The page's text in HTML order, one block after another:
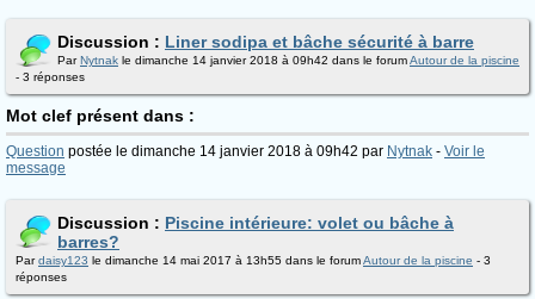
Discussion : Liner sodipa et bâche sécurité à barre
ParNytnak le dimanche 14 janvier 2018 à 09h42 dans le forumAutour de la piscine
- 3 réponses
Mot clef présent dans :
Question postée le dimanche 14 janvier 2018 à 09h42 par Nytnak - Voir le
message
Discussion : Piscine intérieure: volet ou bâche à
barres?
Pardaisy123 le dimanche 14 mai 2017 à 13h55 dans le forumAutour de la piscine - 3
réponses